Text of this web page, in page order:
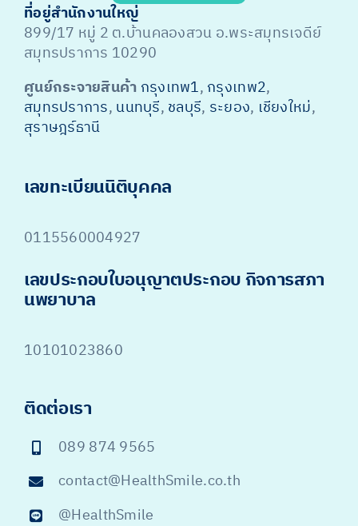
ที่อยู่สำนักงานใหญ่
899/17 หมู่ 2 ต.บ้านคลองสวน อ.พระสมุทรเจดีย์
สมุทรปราการ 10290
ศูนย์กระจายสินค้า กรุงเทพ1, กรุงเทพ2,
สมุทรปราการ, นนทบุรี, ชลบุรี, ระยอง, เชียงใหม่,
สุราษฎร์ธานี
เลขทะเบียนนิติบุคคล
0115560004927
เลขประกอบใบอนุญาตประกอบ กิจการสภา
นพยาบาล
10101023860
ติดต่อเรา
089 874 9565
contact@HealthSmile.co.th
@HealthSmile